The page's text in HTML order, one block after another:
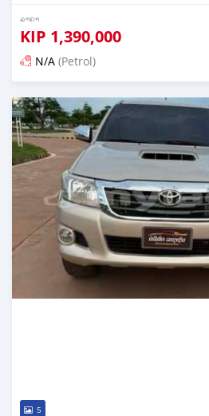
ລາຄາ
KIP 1,390,000
N/A (Petrol)
ໂພດ 23 ມື້ ກ່ອນ ໜ້າ ນີ້
5